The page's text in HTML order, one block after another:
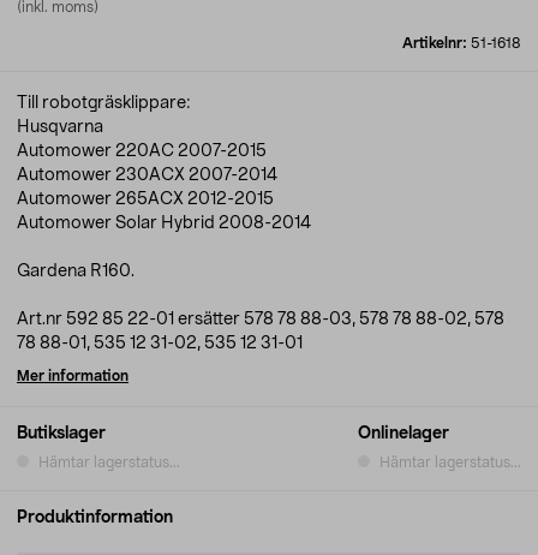
(inkl. moms)
Artikelnr: 51-1618
Butikslager
Hämtar lagerstatus...
Onlinelager
Hämtar lagerstatus...
Till robotgräsklippare:
Husqvarna
Automower 220AC 2007-2015
Automower 230ACX 2007-2014
Automower 265ACX 2012-2015
Automower Solar Hybrid 2008-2014
Gardena R160.
Art.nr 592 85 22-01 ersätter 578 78 88-03, 578 78 88-02, 578
78 88-01, 535 12 31-02, 535 12 31-01
Mer information
Produktinformation